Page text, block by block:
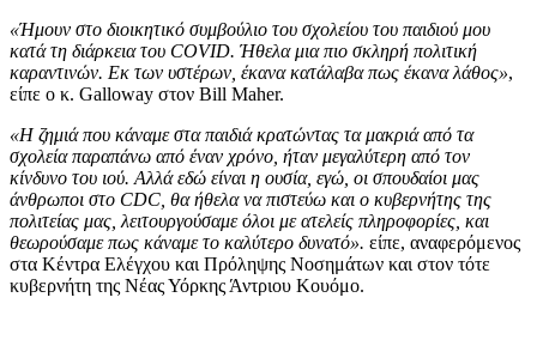
«Ήμουν στο διοικητικό συμβούλιο του σχολείου του παιδιού μου
κατά τη διάρκεια του COVID. Ήθελα μια πιο σκληρή πολιτική
καραντινών. Εκ των υστέρων, έκανα κατάλαβα πως έκανα λάθος»,
είπε ο κ. Galloway στον Bill Maher.
«Η ζημιά που κάναμε στα παιδιά κρατώντας τα μακριά από τα
σχολεία παραπάνω από έναν χρόνο, ήταν μεγαλύτερη από τον
κίνδυνο του ιού. Αλλά εδώ είναι η ουσία, εγώ, οι σπουδαίοι μας
άνθρωποι στο CDC, θα ήθελα να πιστεύω και ο κυβερνήτης της
πολιτείας μας, λειτουργούσαμε όλοι με ατελείς πληροφορίες, και
θεωρούσαμε πως κάναμε το καλύτερο δυνατό». είπε, αναφερόμενος
στα Κέντρα Ελέγχου και Πρόληψης Νοσημάτων και στον τότε
κυβερνήτη της Νέας Υόρκης Άντριου Κουόμο.